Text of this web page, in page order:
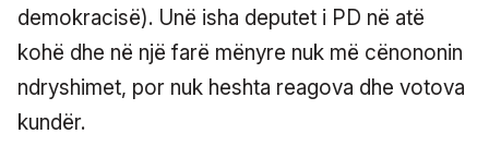
demokracisë). Unë isha deputet i PD në atë
kohë dhe në një farë mënyre nuk më cënononin
ndryshimet, por nuk heshta reagova dhe votova
kundër.